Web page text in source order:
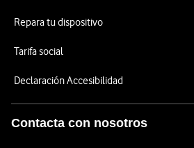
Repara tu dispositivo
Tarifa social
Declaración Accesibilidad
Contacta con nosotros